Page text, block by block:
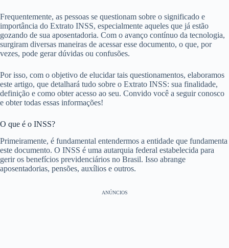
Frequentemente, as pessoas se questionam sobre o significado e
importância do Extrato INSS, especialmente aqueles que já estão
gozando de sua aposentadoria. Com o avanço contínuo da tecnologia,
surgiram diversas maneiras de acessar esse documento, o que, por
vezes, pode gerar dúvidas ou confusões.
Por isso, com o objetivo de elucidar tais questionamentos, elaboramos
este artigo, que detalhará tudo sobre o Extrato INSS: sua finalidade,
definição e como obter acesso ao seu. Convido você a seguir conosco
e obter todas essas informações!
O que é o INSS?
Primeiramente, é fundamental entendermos a entidade que fundamenta
este documento. O INSS é uma autarquia federal estabelecida para
gerir os benefícios previdenciários no Brasil. Isso abrange
aposentadorias, pensões, auxílios e outros.
ANÚNCIOS